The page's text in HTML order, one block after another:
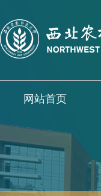
网站首页